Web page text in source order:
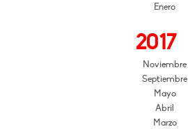
Enero
2017
Noviembre
Septiembre
Mayo
Abril
Marzo